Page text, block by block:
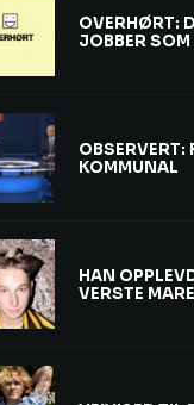
OVERHØRT:
JOBBER
OBSERVERT:
KOMMUNAL
HAN
VERSTE